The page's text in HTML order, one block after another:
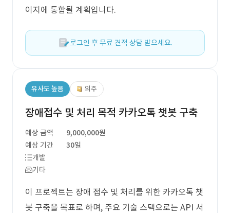
이지에 통합될 계획입니다.
로그인 후 무료 견적 상담 받으세요.
유사도 높음 외주
장애접수 및 처리 목적 카카오톡 챗봇 구축
예상 금액
9,000,000원
예상 기간
30일
개발
기타
이 프로젝트는 장애 접수 및 처리를 위한 카카오톡 챗
봇 구축을 목표로 하며, 주요 기술 스택으로는 API 서